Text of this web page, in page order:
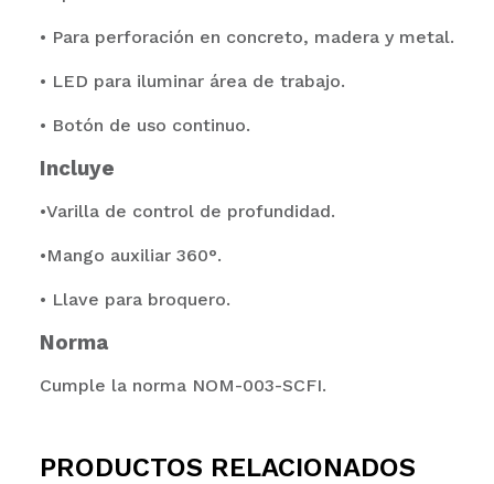
• Para perforación en concreto, madera y metal.
• LED para iluminar área de trabajo.
• Botón de uso continuo.
Incluye
•Varilla de control de profundidad.
•Mango auxiliar 360°.
• Llave para broquero.
Norma
Cumple la norma NOM-003-SCFI.
PRODUCTOS RELACIONADOS